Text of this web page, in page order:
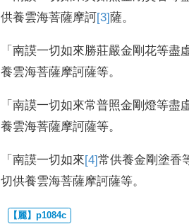
供養雲海菩薩摩訶 [3] 薩。
「南謨一切如來勝莊嚴金剛花等盡
養雲海菩薩摩訶薩等。
「南謨一切如來常普照金剛燈等盡
養雲海菩薩摩訶薩等。
「南謨一切如來[4]常供養金剛塗香
切供養雲海菩薩摩訶薩等。